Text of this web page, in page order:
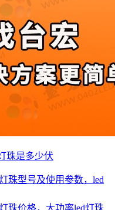
珠是多少伏
珠型号及使用参数，led